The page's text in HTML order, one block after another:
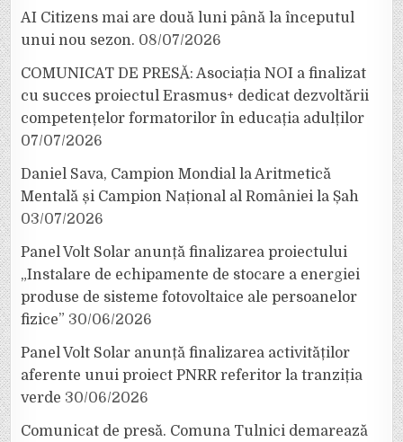
AI Citizens mai are două luni până la începutul
unui nou sezon. 08/07/2026
COMUNICAT DE PRESĂ: Asociația NOI a finalizat
cu succes proiectul Erasmus+ dedicat dezvoltării
competențelor formatorilor în educația adulților
07/07/2026
Daniel Sava, Campion Mondial la Aritmetică
Mentală și Campion Național al României la Șah
03/07/2026
Panel Volt Solar anunță finalizarea proiectului
„Instalare de echipamente de stocare a energiei
produse de sisteme fotovoltaice ale persoanelor
fizice” 30/06/2026
Panel Volt Solar anunță finalizarea activităților
aferente unui proiect PNRR referitor la tranziția
verde 30/06/2026
Comunicat de presă. Comuna Tulnici demarează